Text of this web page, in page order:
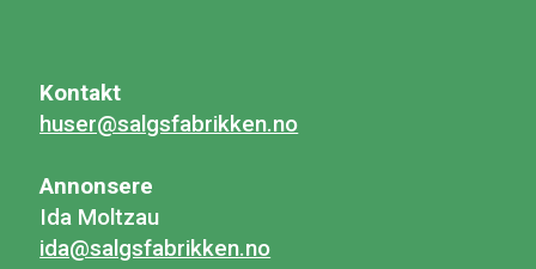
Kontakt
huser@salgsfabrikken.no
Annonsere
Ida Moltzau
ida@salgsfabrikken.no